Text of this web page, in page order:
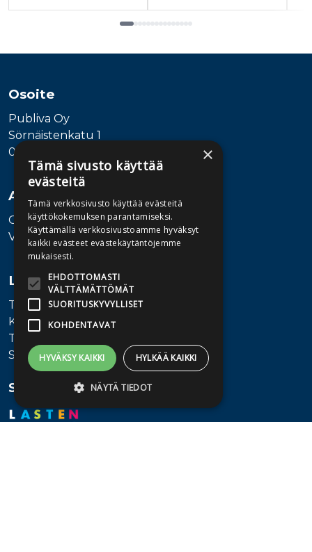
Osoite
Publiva Oy
Sörnäistenkatu 1
00580 Helsinki
Asiakaspalvelu
Ota yhteyttä
Vaihde: 010 345100
Lisätietoa
Toimitusehdot
Käyttöohjeet
Tietosuojaseloste
Saavutettavuusseloste
Seuraa meitä
×
Tämä sivusto käyttää
evästeitä
Tämä verkkosivusto käyttää evästeitä
käyttökokemuksen parantamiseksi.
Käyttämällä verkkosivustoamme hyväksyt
kaikki evästeet evästekäytäntöjemme
mukaisesti.
EHDOTTOMASTI
VÄLTTÄMÄTTÖMÄT
SUORITUSKYVYLLISET
KOHDENTAVAT
HYVÄKSY KAIKKI HYLKÄÄ KAIKKI
NÄYTÄ TIEDOT